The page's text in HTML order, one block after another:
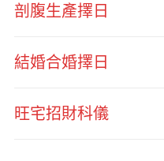
剖腹生產擇日
結婚合婚擇日
旺宅招財科儀